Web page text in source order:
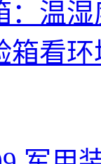
：温
箱看